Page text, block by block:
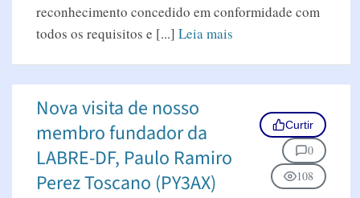
reconhecimento concedido em conformidade com
todos os requisitos e [...] Leia mais
Nova visita de nosso
membro fundador da
LABRE-DF, Paulo Ramiro
Perez Toscano (PY3AX)
Curtir
0
108